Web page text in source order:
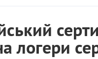
логери